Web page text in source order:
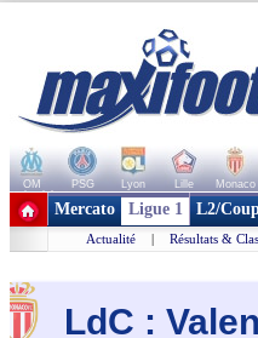
OM PSG Lyon Lille Monaco
+ de clubs
Mercato Ligue 1 L2/
Actualité | Résultats &
LdC :